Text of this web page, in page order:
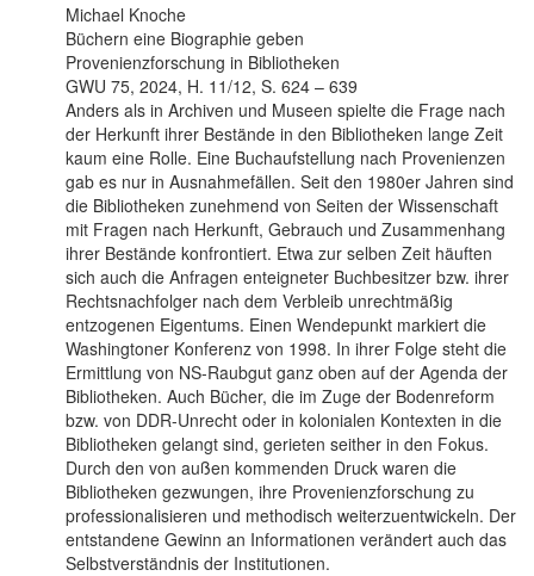
Michael Knoche
Büchern eine Biographie geben
Provenienzforschung in Bibliotheken
GWU 75, 2024, H. 11/12, S. 624 – 639
Anders als in Archiven und Museen spielte die Frage nach
der Herkunft ihrer Bestände in den Bibliotheken lange Zeit
kaum eine Rolle. Eine Buchaufstellung nach Provenienzen
gab es nur in Ausnahmefällen. Seit den 1980er Jahren sind
die Bibliotheken zunehmend von Seiten der Wissenschaft
mit Fragen nach Herkunft, Gebrauch und Zusammenhang
ihrer Bestände konfrontiert. Etwa zur selben Zeit häuften
sich auch die Anfragen enteigneter Buchbesitzer bzw. ihrer
Rechtsnachfolger nach dem Verbleib unrechtmäßig
entzogenen Eigentums. Einen Wendepunkt markiert die
Washingtoner Konferenz von 1998. In ihrer Folge steht die
Ermittlung von NS-Raubgut ganz oben auf der Agenda der
Bibliotheken. Auch Bücher, die im Zuge der Bodenreform
bzw. von DDR-Unrecht oder in kolonialen Kontexten in die
Bibliotheken gelangt sind, gerieten seither in den Fokus.
Durch den von außen kommenden Druck waren die
Bibliotheken gezwungen, ihre Provenienzforschung zu
professionalisieren und methodisch weiterzuentwickeln. Der
entstandene Gewinn an Informationen verändert auch das
Selbstverständnis der Institutionen.